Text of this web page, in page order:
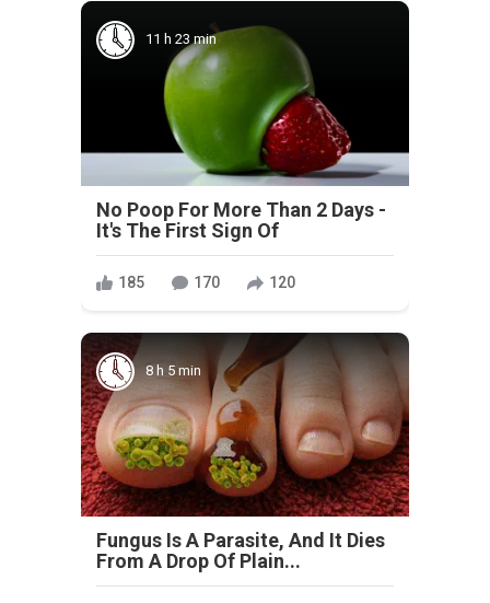
11 h 23 min
No Poop For More Than 2 Days -
It's The First Sign Of
185 170 120
8 h 5 min
Fungus Is A Parasite, And It Dies
From A Drop Of Plain...